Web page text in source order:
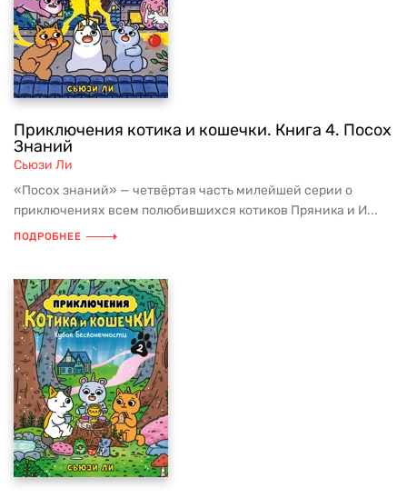
Приключения котика и кошечки. Книга 4. Посох
Знаний
Сьюзи Ли
«Посох знаний» — четвёртая часть милейшей серии о
приключениях всем полюбившихся котиков Пряника и И...
ПОДРОБНЕЕ